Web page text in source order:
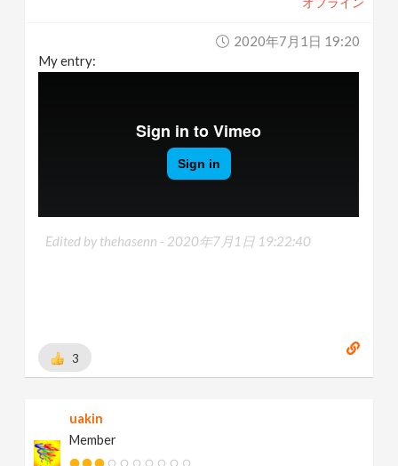
2020年7月1日 19:20
My entry:
Edited by thehasenn - 2020年7月1日 19:22:40
3
uakin
Member